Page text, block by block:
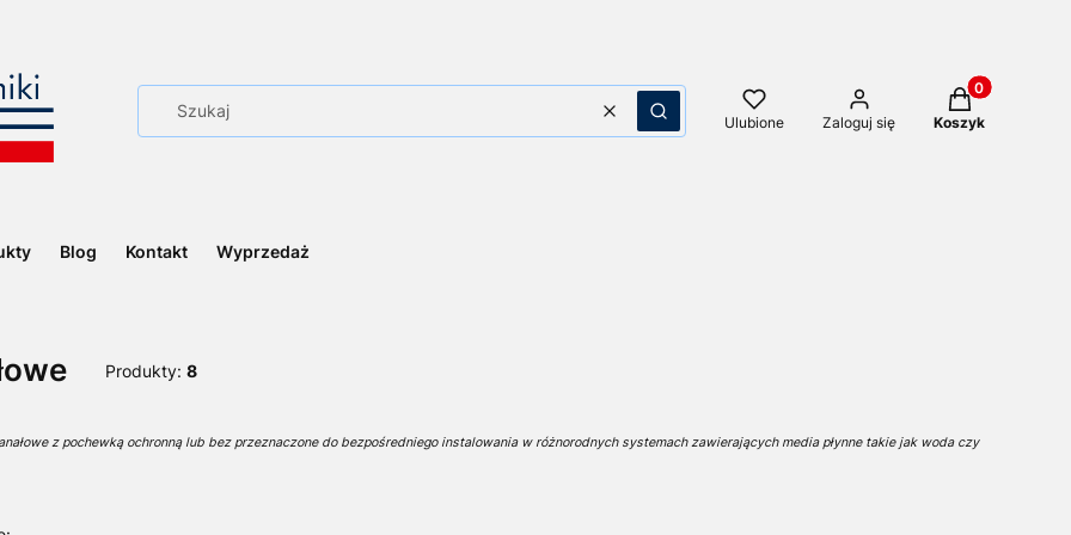
WyczyśćSzukaj Ulubione Zaloguj się
Produkty w
Koszyk
Blog Kontakt Wyprzedaż
Produkty: 8
z pochewką ochronną lub bez przeznaczone do bezpośredniego instalowania w różnorodnych systemach zawierających media płynne takie jak woda czy